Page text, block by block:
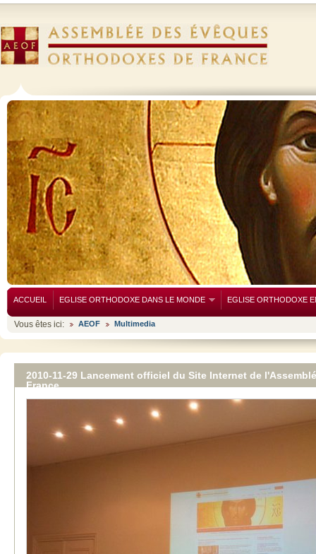
ACCUEIL EGLISE ORTHODOXE DANS LE MONDE EGLISE ORTHODOXE
Vous êtes ici: AEOF Multimedia
2010-11-29 Lancement officiel du Site Internet de
France